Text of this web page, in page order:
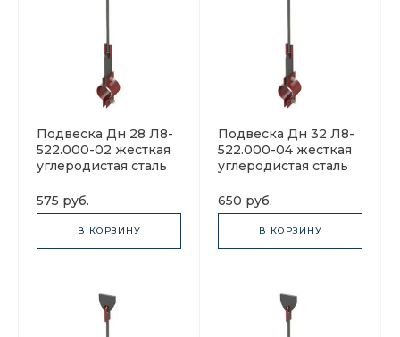
Подвеска Дн 28 Л8-
522.000-02 жесткая
углеродистая сталь
575 руб.
В КОРЗИНУ
Подвеска Дн 32 Л8-
522.000-04 жесткая
углеродистая сталь
650 руб.
В КОРЗИНУ